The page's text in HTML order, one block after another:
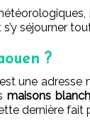
séjourner
?
une adresse
maisons
dernière fait